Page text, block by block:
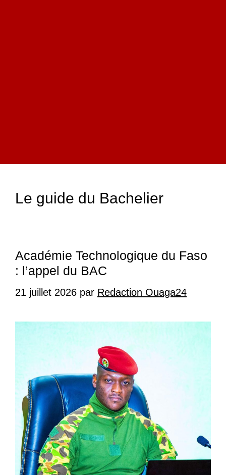
Le guide du Bachelier
Académie Technologique du Faso
: l’appel du BAC
21 juillet 2026 par Redaction Ouaga24